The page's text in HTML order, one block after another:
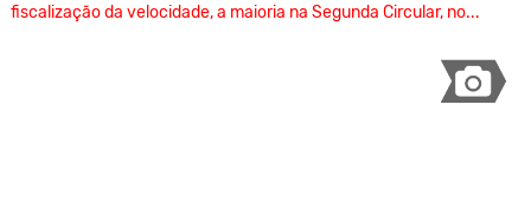
fiscalização da velocidade, a maioria na Segunda Circular, no...